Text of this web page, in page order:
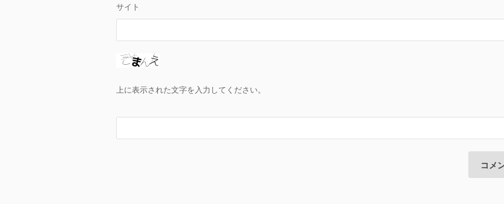
サイト
上に表示された文字を入力してください。